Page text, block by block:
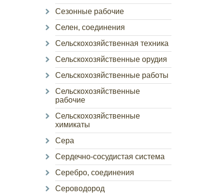
Сезонные рабочие
Селен, соединения
Сельскохозяйственная техника
Сельскохозяйственные орудия
Сельскохозяйственные работы
Сельскохозяйственные
рабочие
Сельскохозяйственные
химикаты
Сера
Сердечно-сосудистая система
Серебро, соединения
Сероводород